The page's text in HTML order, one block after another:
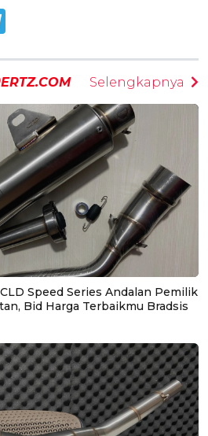
Selengkapnya
Speed Series Andalan Pemilik
Bid Harga Terbaikmu Bradsis